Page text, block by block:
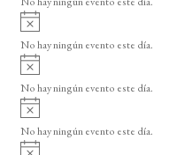
i
o
A
v
i
o
No hay ningún evento este día.
A
v
i
o
No hay ningún evento este día.
A
v
i
No hay ningún evento este día.
A